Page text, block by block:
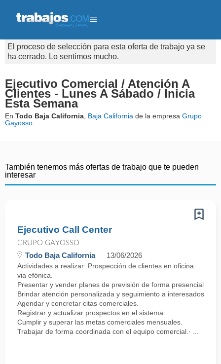
El proceso de selección para esta oferta de trabajo ya se
ha cerrado. Lo sentimos mucho.
Ejecutivo Comercial / Atención A
Clientes - Lunes A Sábado / Inicia
Esta Semana
En Todo Baja California Baja California de la empresa Grupo
Gayosso
También tenemos más ofertas de trabajo que te pueden
interesar
Ejecutivo Call Center
GRUPO GAYOSSO
Todo Baja California 13/06/2026
Actividades a realizar: Prospección de clientes en oficina
via efónica.
Presentar y vender planes de previsión de forma presencial.
Brindar atención personalizada y seguimiento a interesados.
Agendar y concretar citas comerciales.
Registrar y actualizar prospectos en el sistema.
Cumplir y superar las metas comerciales mensuales.
Trabajar de forma coordinada con el equipo comercial.· ...